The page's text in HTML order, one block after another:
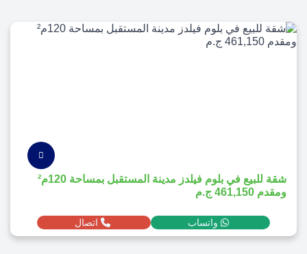
شقة للبيع في بلوم فيلدز مدينة المستقبل بمساحة 120م²
ومقدم 461,150 ج.م
واتساب اتصال